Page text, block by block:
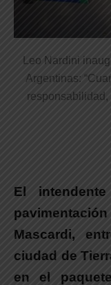
Leo Nardini
Argentinas:
El
Mascardi,
ciudad de
en el